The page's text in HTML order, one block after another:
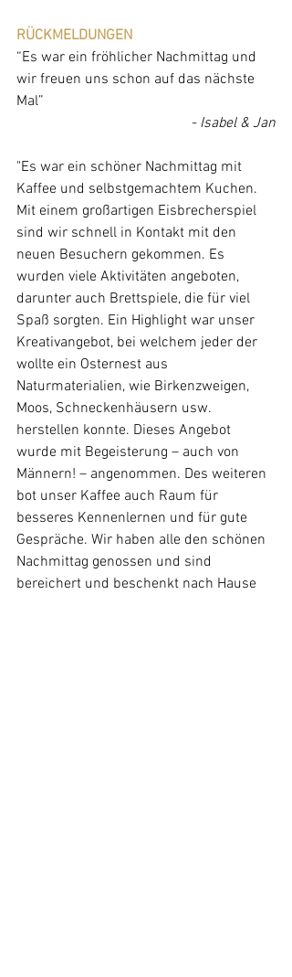
RÜCKMELDUNGEN
“Es war ein fröhlicher Nachmittag und
wir freuen uns schon auf das nächste
Mal”
- Isabel & Jan
"Es war ein schöner Nachmittag mit
Kaffee und selbstgemachtem Kuchen.
Mit einem großartigen Eisbrecherspiel
sind wir schnell in Kontakt mit den
neuen Besuchern gekommen. Es
wurden viele Aktivitäten angeboten,
darunter auch Brettspiele, die für viel
Spaß sorgten. Ein Highlight war unser
Kreativangebot, bei welchem jeder der
wollte ein Osternest aus
Naturmaterialien, wie Birkenzweigen,
Moos, Schneckenhäusern usw.
herstellen konnte. Dieses Angebot
wurde mit Begeisterung – auch von
Männern! – angenommen. Des weiteren
bot unser Kaffee auch Raum für
besseres Kennenlernen und für gute
Gespräche. Wir haben alle den schönen
Nachmittag genossen und sind
bereichert und beschenkt nach Hause